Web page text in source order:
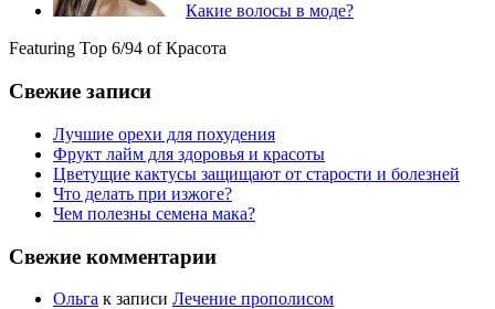
Какие волосы в моде?
Featuring Top 6/94 of Красота
Свежие записи
Лучшие орехи для похудения
Фрукт лайм для здоровья и красоты
Цветущие кактусы защищают от старости и болезней
Что делать при изжоге?
Чем полезны семена мака?
Свежие комментарии
Ольга к записи Лечение прополисом